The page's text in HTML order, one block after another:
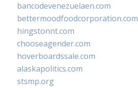
bancodevenezuelaen.com
bettermoodfoodcorporation.com
hingstonnt.com
chooseagender.com
hoverboardssale.com
alaskapolitics.com
stsmp.org